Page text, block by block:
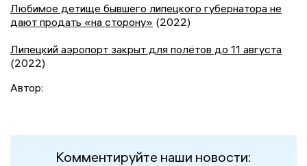
Любимое детище бывшего липецкого губернатора не
дают продать «на сторону» (2022)
Липецкий аэропорт закрыт для полётов до 11 августа
(2022)
Автор:
Комментируйте наши новости: